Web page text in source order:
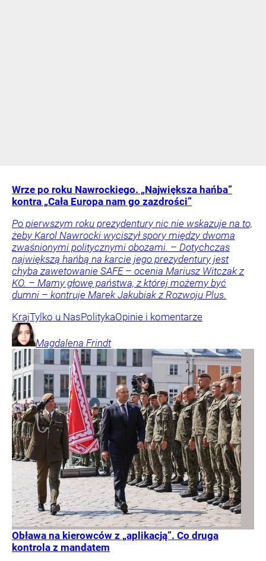
Wrze po roku Nawrockiego. „Największa hańba”
kontra „Cała Europa nam go zazdrości”
Po pierwszym roku prezydentury nic nie wskazuje na to,
żeby Karol Nawrocki wyciszył spory między dwoma
zwaśnionymi politycznymi obozami. – Dotychczas
największą hańbą na karcie jego prezydentury jest
chyba zawetowanie SAFE – ocenia Mariusz Witczak z
KO. – Mamy głowę państwa, z której możemy być
dumni – kontruje Marek Jakubiak z Rozwoju Plus.
KrajTylko u NasPolitykaOpinie i komentarze
Magdalena Frindt
Obława na kierowców z „aplikacją”. Co druga
kontrola z mandatem